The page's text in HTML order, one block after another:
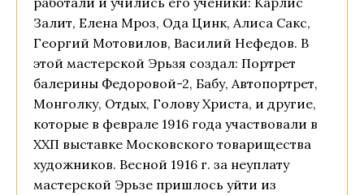
Залит, Елена Мроз, Ода Цинк, Алиса Сакс,
Георгий Мотовилов, Василий Нефедов. В
этой мастерской Эрьзя создал: Портрет
балерины Федоровой-2, Бабу, Автопортрет,
Монголку, Отдых, Голову Христа, и другие,
которые в феврале 1916 года участвовали в
ХХП выставке Московского товарищества
художников. Весной 1916 г. за неуплату
мастерской Эрьзе пришлось уйти из